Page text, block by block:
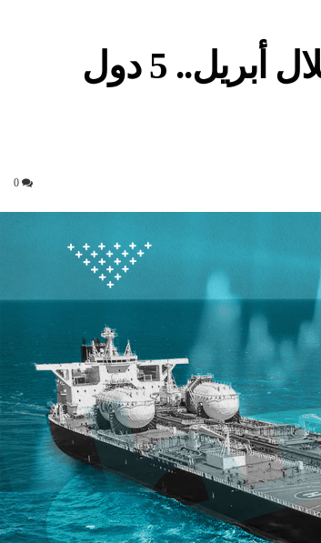
صادرات النفط الخام العربية خلال أبريل.. 5 دول
0